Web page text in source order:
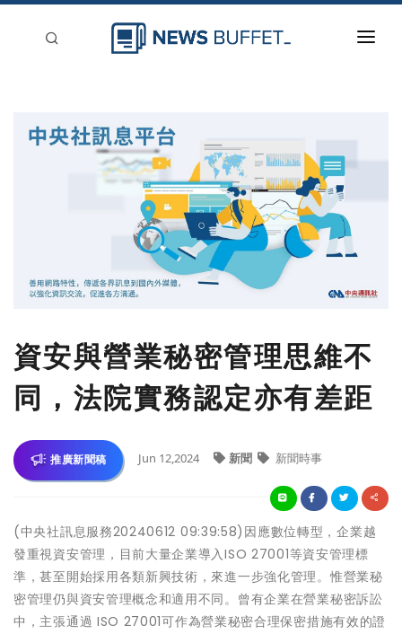
資安與營業秘密管理思維不
同，法院實務認定亦有差距
推廣新聞稿 Jun 12,2024 新聞 新聞時事
(中央社訊息服務20240612 09:39:58)因應數位轉型，企業越
發重視資安管理，目前大量企業導入ISO 27001等資安管理標
準，甚至開始採用各類新興技術，來進一步強化管理。惟營業秘
密管理仍與資安管理概念和適用不同。曾有企業在營業秘密訴訟
中，主張通過 ISO 27001可作為營業秘密合理保密措施有效的證